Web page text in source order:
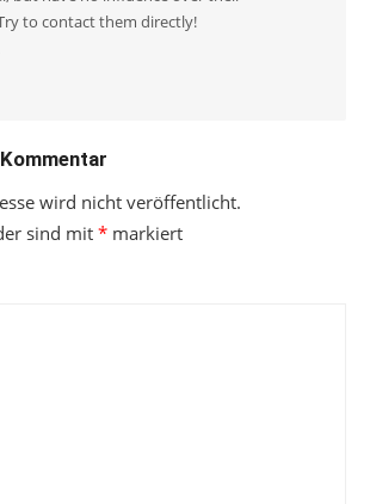
to contact them directly!
wird nicht veröffentlicht.
sind mit * markiert